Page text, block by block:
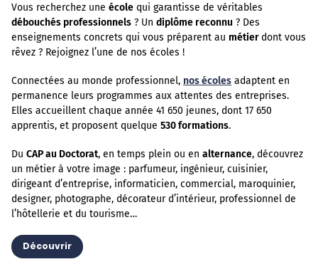
Vous recherchez une école qui garantisse de véritables
débouchés professionnels ? Un diplôme reconnu ? Des
enseignements concrets qui vous préparent au métier dont vous
rêvez ? Rejoignez l’une de nos écoles !
Connectées au monde professionnel, nos écoles adaptent en
permanence leurs programmes aux attentes des entreprises.
Elles accueillent chaque année 41 650 jeunes, dont 17 650
apprentis, et proposent quelque 530 formations.
Du CAP au Doctorat, en temps plein ou en alternance, découvrez
un métier à votre image : parfumeur, ingénieur, cuisinier,
dirigeant d’entreprise, informaticien, commercial, maroquinier,
designer, photographe, décorateur d’intérieur, professionnel de
l’hôtellerie et du tourisme…
Découvrir